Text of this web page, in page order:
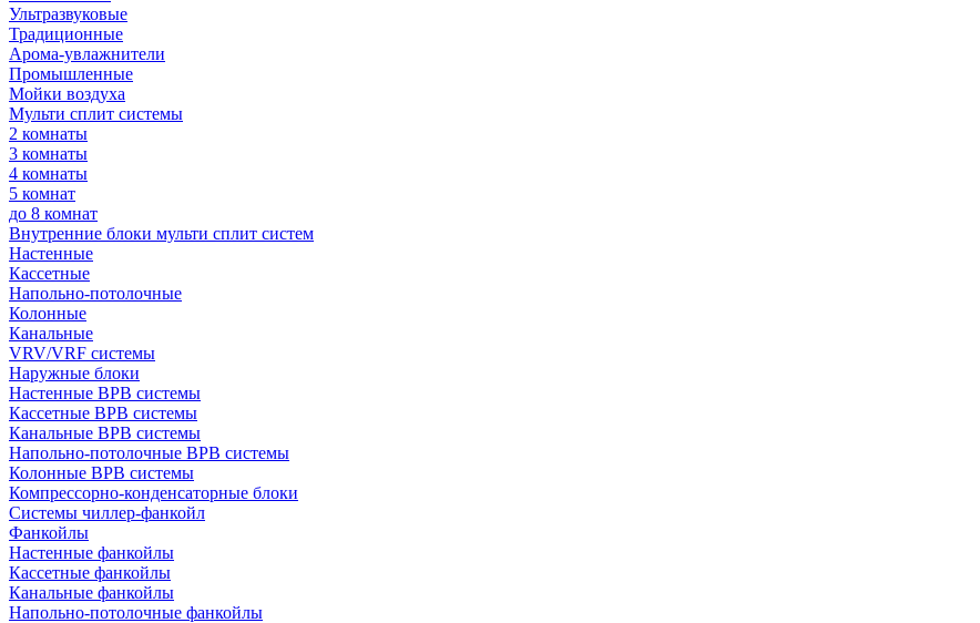
Ультразвуковые
Традиционные
Арома-увлажнители
Промышленные
Мойки воздуха
Мульти сплит системы
2 комнаты
3 комнаты
4 комнаты
5 комнат
до 8 комнат
Внутренние блоки мульти сплит систем
Настенные
Кассетные
Напольно-потолочные
Колонные
Канальные
VRV/VRF системы
Наружные блоки
Настенные ВРВ системы
Кассетные ВРВ системы
Канальные ВРВ системы
Напольно-потолочные ВРВ системы
Колонные ВРВ системы
Компрессорно-конденсаторные блоки
Системы чиллер-фанкойл
Фанкойлы
Настенные фанкойлы
Кассетные фанкойлы
Канальные фанкойлы
Напольно-потолочные фанкойлы